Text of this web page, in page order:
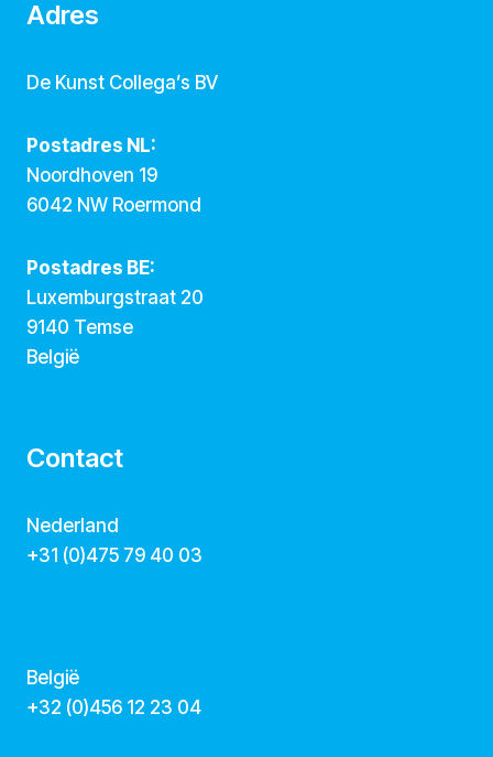
Adres
De Kunst Collega’s BV
Postadres NL:
Noordhoven 19
6042 NW Roermond
Postadres BE:
Luxemburgstraat 20
9140 Temse
België
Contact
Nederland
+31 (0)475 79 40 03
België
‭+32 (0)456 12 23 04‬